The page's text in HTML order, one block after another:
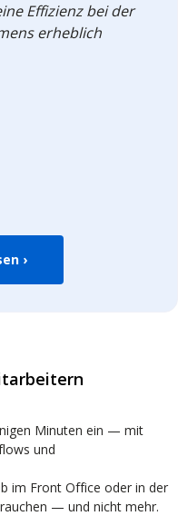
Effizienz bei der
erheblich
›
Minuten ein — mit
und
im Front Office oder in der
— und nicht mehr.